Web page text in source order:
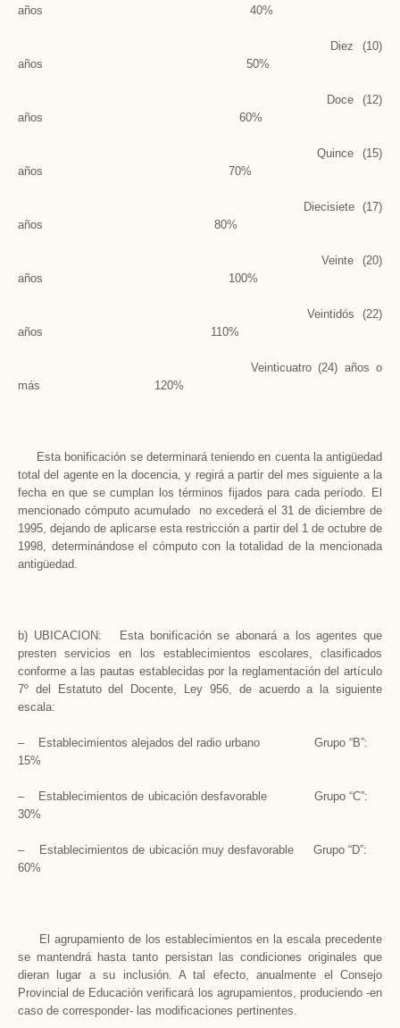
años 40%
Diez (10)
años 50%
Doce (12)
años 60%
Quince (15)
años 70%
Diecisiete (17)
años 80%
Veinte (20)
años 100%
Veintidós (22)
años 110%
Veinticuatro (24) años o
más 120%
Esta bonificación se determinará teniendo en cuenta la antigüedad
total del agente en la docencia, y regirá a partir del mes siguiente a la
fecha en que se cumplan los términos fijados para cada período. El
mencionado cómputo acumulado no excederá el 31 de diciembre de
1995, dejando de aplicarse esta restricción a partir del 1 de octubre de
1998, determinándose el cómputo con la totalidad de la mencionada
antigüedad.
b) UBICACION: Esta bonificación se abonará a los agentes que
presten servicios en los establecimientos escolares, clasificados
conforme a las pautas establecidas por la reglamentación del artículo
7º del Estatuto del Docente, Ley 956, de acuerdo a la siguiente
escala:
– Establecimientos alejados del radio urbano Grupo “B”:
15%
– Establecimientos de ubicación desfavorable Grupo “C”:
30%
– Establecimientos de ubicación muy desfavorable Grupo “D”:
60%
El agrupamiento de los establecimientos en la escala precedente
se mantendrá hasta tanto persistan las condiciones originales que
dieran lugar a su inclusión. A tal efecto, anualmente el Consejo
Provincial de Educación verificará los agrupamientos, produciendo -en
caso de corresponder- las modificaciones pertinentes.